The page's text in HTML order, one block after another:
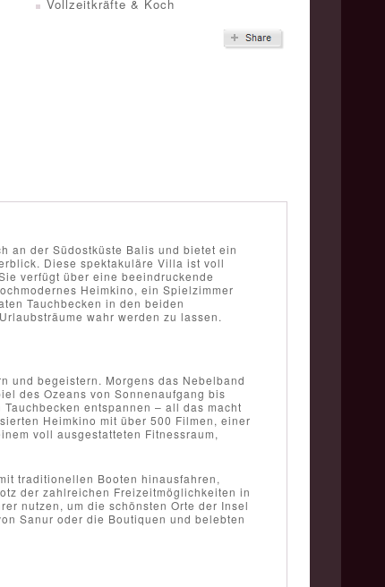
Vollzeitkräfte & Koch
an der Südostküste Balis und bietet ein
Diese spektakuläre Villa ist voll
verfügt über eine beeindruckende
Heimkino, ein Spielzimmer
Tauchbecken in den beiden
wahr werden zu lassen.
und begeistern. Morgens das Nebelband
des Ozeans von Sonnenaufgang bis
entspannen – all das macht
Heimkino mit über 500 Filmen, einer
voll ausgestatteten Fitnessraum,
traditionellen Booten hinausfahren,
der zahlreichen Freizeitmöglichkeiten in
nutzen, um die schönsten Orte der Insel
Sanur oder die Boutiquen und belebten